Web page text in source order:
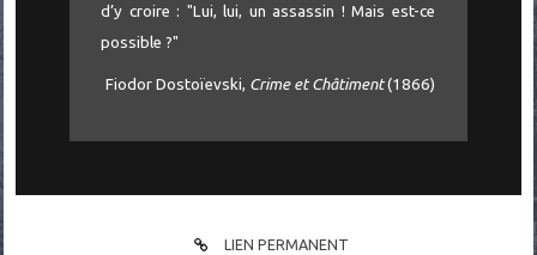
d’y croire : "Lui, lui, un assassin ! Mais est-ce
possible ?"
Fiodor Dostoïevski, Crime et Châtiment(1866)
LIEN PERMANENT